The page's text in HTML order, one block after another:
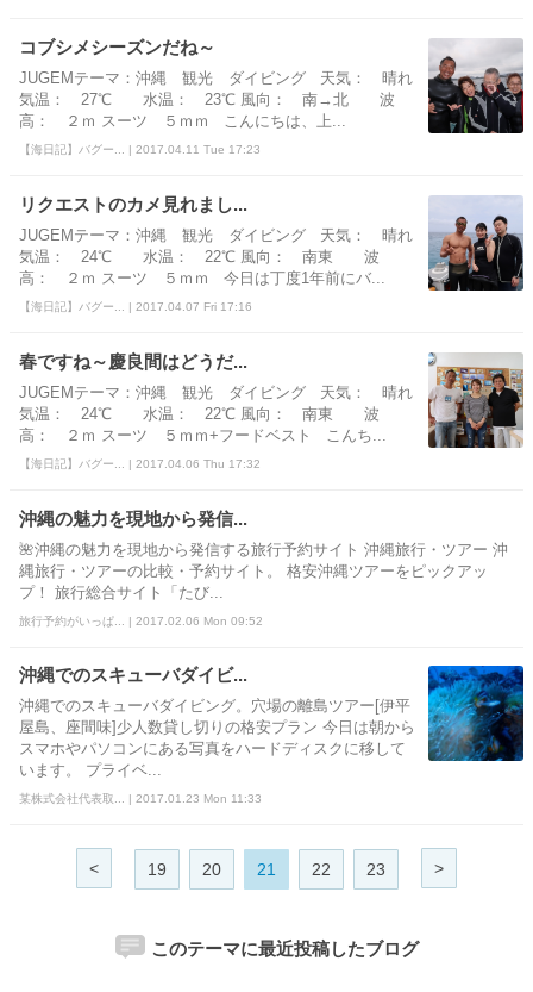
コブシメシーズンだね～
JUGEMテーマ：沖縄 観光 ダイビング 天気： 晴れ
気温： 27℃ 水温： 23℃ 風向： 南→北 波
高： ２ｍ スーツ ５ｍｍ こんにちは、上...
【海日記】バグー... | 2017.04.11 Tue 17:23
リクエストのカメ見れまし...
JUGEMテーマ：沖縄 観光 ダイビング 天気： 晴れ
気温： 24℃ 水温： 22℃ 風向： 南東 波
高： ２ｍ スーツ ５ｍｍ 今日は丁度1年前にバ...
【海日記】バグー... | 2017.04.07 Fri 17:16
春ですね～慶良間はどうだ...
JUGEMテーマ：沖縄 観光 ダイビング 天気： 晴れ
気温： 24℃ 水温： 22℃ 風向： 南東 波
高： ２ｍ スーツ ５ｍｍ+フードベスト こんち...
【海日記】バグー... | 2017.04.06 Thu 17:32
沖縄の魅力を現地から発信...
🌺沖縄の魅力を現地から発信する旅行予約サイト 沖縄旅行・ツアー 沖
縄旅行・ツアーの比較・予約サイト。 格安沖縄ツアーをピックアッ
プ！ 旅行総合サイト「たび...
旅行予約がいっぱ... | 2017.02.06 Mon 09:52
沖縄でのスキューバダイビ...
沖縄でのスキューバダイビング。穴場の離島ツアー[伊平
屋島、座間味]少人数貸し切りの格安プラン 今日は朝から
スマホやパソコンにある写真をハードディスクに移して
います。 プライベ...
某株式会社代表取... | 2017.01.23 Mon 11:33
< 19 20 21 22 23 >
このテーマに最近投稿したブログ